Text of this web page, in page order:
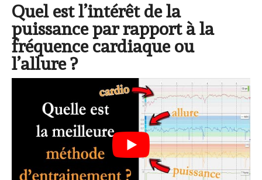
Quel est l’intérêt de la
puissance par rapport à la
fréquence cardiaque ou
l’allure ?